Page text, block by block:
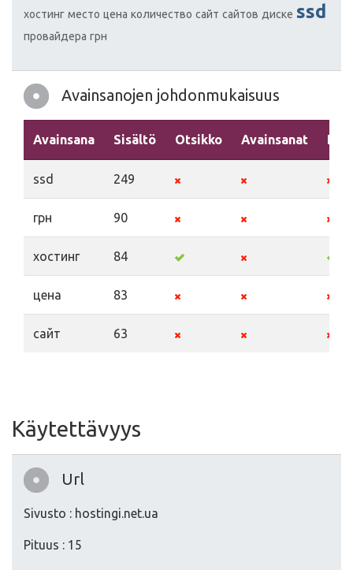
хостинг место цена количество сайт сайтов диске ssd
провайдера грн
Avainsanojen johdonmukaisuus
Avainsana Sisältö Otsikko Avainsanat
ssd 249
грн 90
хостинг 84
цена 83
сайт 63
Käytettävyys
Url
Sivusto : hostingi.net.ua
Pituus : 15